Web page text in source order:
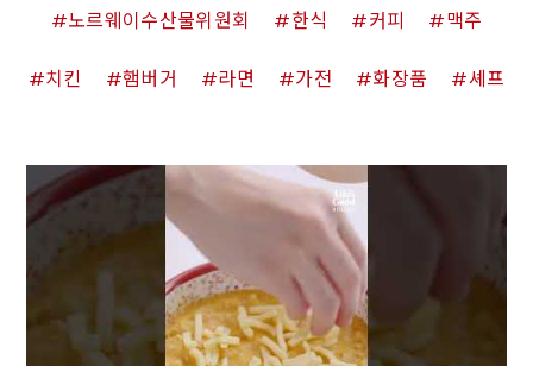
노르웨이수산물위원회 한식 커피 맥주
치킨 햄버거 라면 가전 화장품 셰프